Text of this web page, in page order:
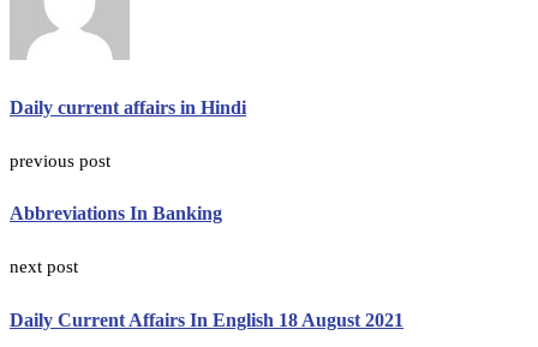
Daily current affairs in Hindi
previous post
Abbreviations In Banking
next post
Daily Current Affairs In English 18 August 2021